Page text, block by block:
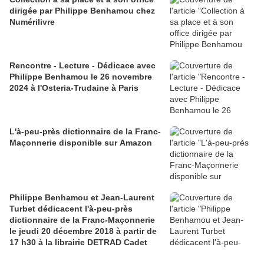
dirigée par Philippe Benhamou chez
Numérilivre
Rencontre - Lecture - Dédicace avec
Philippe Benhamou le 26 novembre
2024 à l'Osteria-Trudaine à Paris
L'à-peu-près dictionnaire de la Franc-
Maçonnerie disponible sur Amazon
Philippe Benhamou et Jean-Laurent
Turbet dédicacent l'à-peu-près
dictionnaire de la Franc-Maçonnerie
le jeudi 20 décembre 2018 à partir de
17 h30 à la librairie DETRAD Cadet